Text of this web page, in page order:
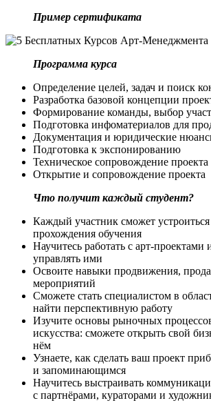
Пример сертификата
Программа курса
Определение целей, задач и поиск
Разработка базовой концепции
Формирование команды, выбор
Подготовка инфоматериалов для
Документация и юридические
Подготовка к экспонированию
Техническое сопровождение проекта
Открытие и сопровождение проекта
Что получит каждый студент?
Каждый участник сможет устроиться
прохождения обучения
Научитесь работать с арт-проектами
управлять ими
Освоите навыки продвижения,
мероприятий
Сможете стать специалистом в
найти перспективную работу
Изучите основы рыночных
искусства: сможете открыть свой
нём
Узнаете, как сделать ваш проект
и запоминающимся
Научитесь выстраивать
с партнёрами, кураторами и